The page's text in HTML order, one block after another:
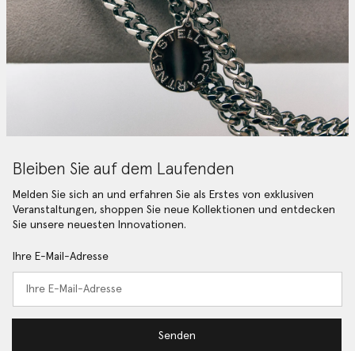
Bleiben Sie auf dem Laufenden
Melden Sie sich an und erfahren Sie als Erstes von exklusiven
Veranstaltungen, shoppen Sie neue Kollektionen und entdecken
Sie unsere neuesten Innovationen.
Ihre E-Mail-Adresse
Senden